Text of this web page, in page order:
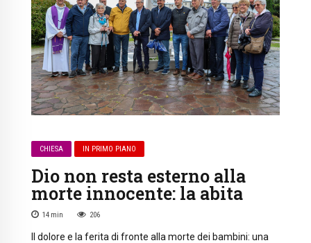
CHIESA IN PRIMO PIANO
Dio non resta esterno alla
morte innocente: la abita
14 min 206
Il dolore e la ferita di fronte alla morte dei bambini: una